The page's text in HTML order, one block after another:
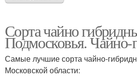
Сорта чайно
Подмосковья.
Самые лучшие сорта чайно-
Московской области: